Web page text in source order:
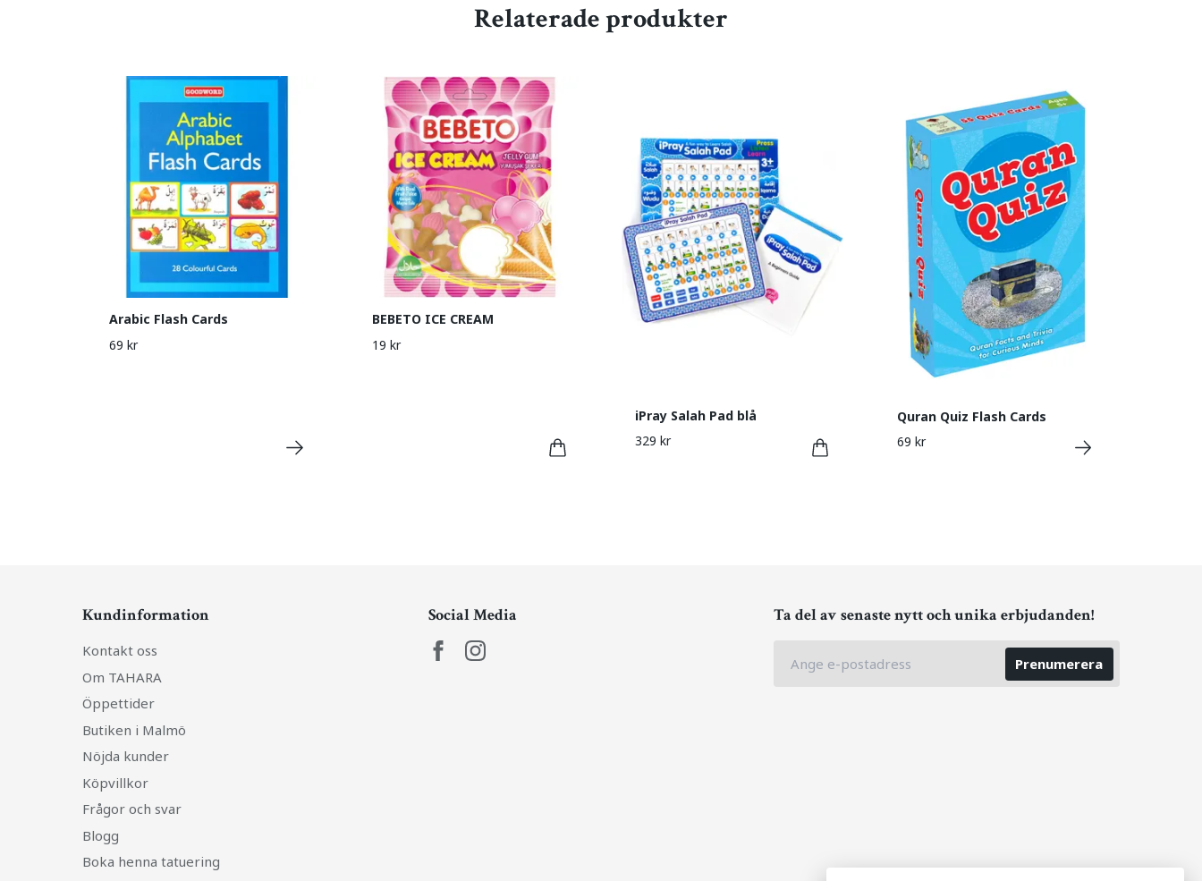
Relaterade produkter
Arabic Flash Cards
69 kr
BEBETO ICE CREAM
19 kr
iPray Salah Pad blå
329 kr
Quran Quiz Flash Cards
69 kr
Kundinformation
Kontakt oss
Om TAHARA
Öppettider
Butiken i Malmö
Nöjda kunder
Köpvillkor
Frågor och svar
Blogg
Boka henna tatuering
Social Media Ta del av senaste nytt och unika erbjudanden!
Prenumerera